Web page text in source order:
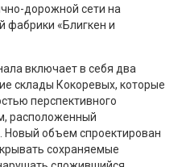
дорожной сети на
фабрики «Блигкен и
включает в себя два
склады Кокоревых, которые
перспективного
расположенный
объем спроектирован
сохраняемые